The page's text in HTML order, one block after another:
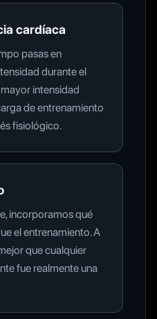
cardíaca
pasas en
durante el
intensidad
de entrenamiento
fisiológico.
incorporamos qué
el entrenamiento. A
que cualquier
fue realmente una